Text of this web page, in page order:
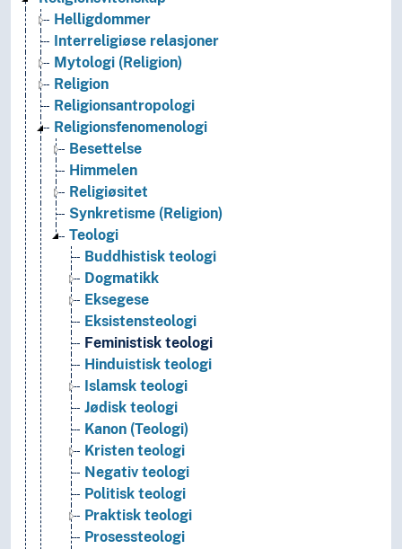
Helligdommer
Interreligiøse relasjoner
Mytologi (Religion)
Religion
Religionsantropologi
Religionsfenomenologi
Besettelse
Himmelen
Religiøsitet
Synkretisme (Religion)
Teologi
Buddhistisk teologi
Dogmatikk
Eksegese
Eksistensteologi
Feministisk teologi
Hinduistisk teologi
Islamsk teologi
Jødisk teologi
Kanon (Teologi)
Kristen teologi
Negativ teologi
Politisk teologi
Praktisk teologi
Prosessteologi